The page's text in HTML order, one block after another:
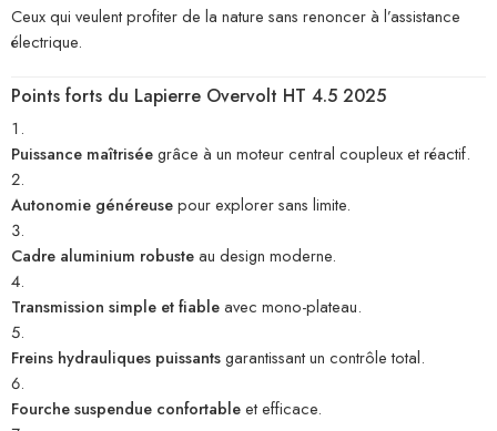
Ceux qui veulent profiter de la nature sans renoncer à l’assistance
électrique.
Points forts du Lapierre Overvolt HT 4.5 2025
Puissance maîtriséegrâce à un moteur central coupleux et réactif.
Autonomie généreusepour explorer sans limite.
Cadre aluminium robusteau design moderne.
Transmission simple et fiableavec mono-plateau.
Freins hydrauliques puissantsgarantissant un contrôle total.
Fourche suspendue confortableet efficace.